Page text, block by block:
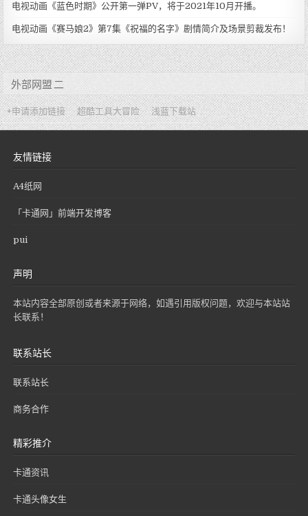
电视动画《蓝色时期》公开第一弹PV，将于2021年10月开播。
电视动画《赛马娘2》第7集《祝福的名字》剧情简介及场景剪裁发布！
外部网盟 二
+申请添加链接 超酷工具大冒险 浅蓝下载站
友情链接
A4纸网
「卡通网」前端开发博客
pui
声明
本站内容全部原创或者来源于网络，如遇引用版权问题，欢迎与本站站
长联系！
联系站长
联系站长
商务合作
精彩推介
卡通资讯
卡通头像女生